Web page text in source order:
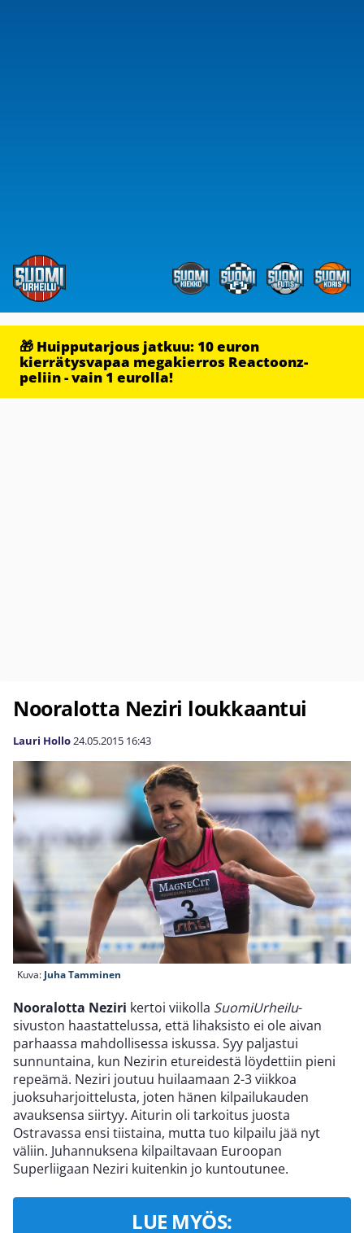
🎁 Huipputarjous jatkuu: 10 euron
kierrätysvapaa megakierros Reactoonz-
peliin - vain 1 eurolla!
Nooralotta Neziri loukkaantui
Lauri Hollo24.05.2015 16:43
Kuva: Juha Tamminen
Nooralotta Neziri kertoi viikolla SuomiUrheilu-
sivuston haastattelussa, että lihaksisto ei ole aivan
parhaassa mahdollisessa iskussa. Syy paljastui
sunnuntaina, kun Nezirin etureidestä löydettiin pieni
repeämä. Neziri joutuu huilaamaan 2-3 viikkoa
juoksuharjoittelusta, joten hänen kilpailukauden
avauksensa siirtyy. Aiturin oli tarkoitus juosta
Ostravassa ensi tiistaina, mutta tuo kilpailu jää nyt
väliin. Juhannuksena kilpailtavaan Euroopan
Superliigaan Neziri kuitenkin jo kuntoutunee.
LUE MYÖS: